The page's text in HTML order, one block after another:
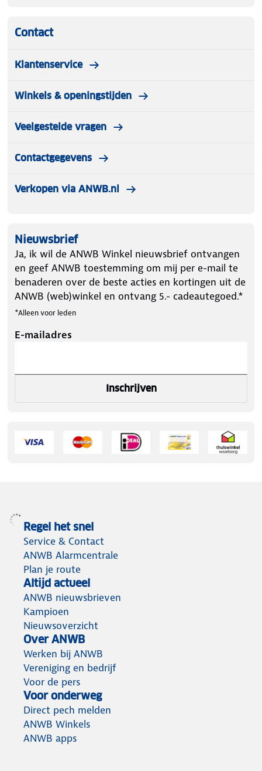
Contact
Klantenservice
Winkels & openingstijden
Veelgestelde vragen
Contactgegevens
Verkopen via ANWB.nl
Nieuwsbrief
Ja, ik wil de ANWB Winkel nieuwsbrief ontvangen
en geef ANWB toestemming om mij per e-mail te
benaderen over de beste acties en kortingen uit de
ANWB (web)winkel en ontvang 5.- cadeautegoed.*
*Alleen voor leden
E-mailadres
Inschrijven
Regel het snel
Service & Contact
ANWB Alarmcentrale
Plan je route
Altijd actueel
ANWB nieuwsbrieven
Kampioen
Nieuwsoverzicht
Over ANWB
Werken bij ANWB
Vereniging en bedrijf
Voor de pers
Voor onderweg
Direct pech melden
ANWB Winkels
ANWB apps